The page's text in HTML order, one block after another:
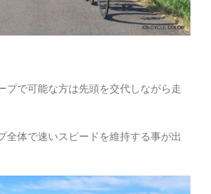
プで可能な方は先頭を交代しながら走
全体で速いスピードを維持する事が出